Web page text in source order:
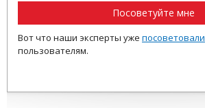
Посоветуйте мне
Вот что наши эксперты уже посоветовали
пользователям.